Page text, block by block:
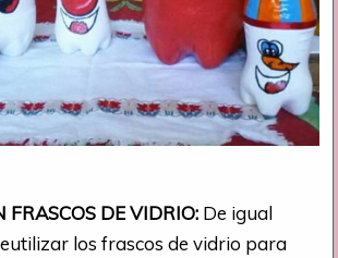
FRASCOS DE VIDRIO: De igual
los frascos de vidrio para